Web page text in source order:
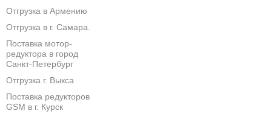
Отгрузка в Армению
Отгрузка в г. Самара.
Поставка мотор-
редуктора в город
Санкт-Петербург
Отгрузка г. Выкса
Поставка редукторов
GSM в г. Курск